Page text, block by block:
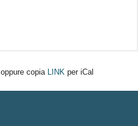
oppure copia LINK per iCal